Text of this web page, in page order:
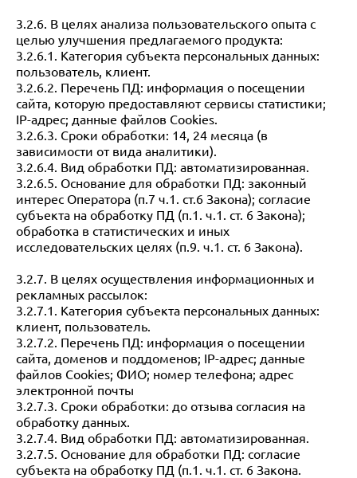
3.2.6. В целях анализа пользовательского опыта с
целью улучшения предлагаемого продукта:
3.2.6.1. Категория субъекта персональных данных:
пользователь, клиент.
3.2.6.2. Перечень ПД: информация о посещении
сайта, которую предоставляют сервисы статистики;
IP-адрес; данные файлов Cookies.
3.2.6.3. Сроки обработки: 14, 24 месяца (в
зависимости от вида аналитики).
3.2.6.4. Вид обработки ПД: автоматизированная.
3.2.6.5. Основание для обработки ПД: законный
интерес Оператора (п.7 ч.1. ст.6 Закона); согласие
субъекта на обработку ПД (п.1. ч.1. ст. 6 Закона);
обработка в статистических и иных
исследовательских целях (п.9. ч.1. ст. 6 Закона).
3.2.7. В целях осуществления информационных и
рекламных рассылок:
3.2.7.1. Категория субъекта персональных данных:
клиент, пользователь.
3.2.7.2. Перечень ПД: информация о посещении
сайта, доменов и поддоменов; IP-адрес; данные
файлов Cookies; ФИО; номер телефона; адрес
электронной почты
3.2.7.3. Сроки обработки: до отзыва согласия на
обработку данных.
3.2.7.4. Вид обработки ПД: автоматизированная.
3.2.7.5. Основание для обработки ПД: согласие
субъекта на обработку ПД (п.1. ч.1. ст. 6 Закона.